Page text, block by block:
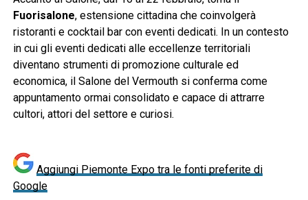
Fuorisalone, estensione cittadina che coinvolgerà
ristoranti e cocktail bar con eventi dedicati. In un contesto
in cui gli eventi dedicati alle eccellenze territoriali
diventano strumenti di promozione culturale ed
economica, il Salone del Vermouth si conferma come
appuntamento ormai consolidato e capace di attrarre
cultori, attori del settore e curiosi.
Aggiungi Piemonte Expo tra le fonti preferite di
Google